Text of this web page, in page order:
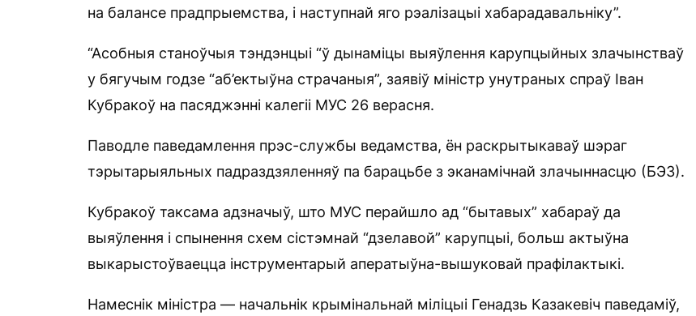
на балансе прадпрыемства, і наступнай яго рэалізацыі хабарадавальніку”.
“Асобныя станоўчыя тэндэнцыі “ў дынаміцы выяўлення карупцыйных злачынстваў
у бягучым годзе “аб’ектыўна страчаныя”, заявіў міністр унутраных спраў Іван
Кубракоў на пасяджэнні калегіі МУС 26 верасня.
Паводле паведамлення прэс-службы ведамства, ён раскрытыкаваў шэраг
тэрытарыяльных падраздзяленняў па барацьбе з эканамічнай злачыннасцю (БЭЗ).
Кубракоў таксама адзначыў, што МУС перайшло ад “бытавых” хабараў да
выяўлення і спынення схем сістэмнай “дзелавой” карупцыі, больш актыўна
выкарыстоўваецца інструментарый аператыўна-вышуковай прафілактыкі.
Намеснік міністра — начальнік крымінальнай міліцыі Генадзь Казакевіч паведаміў,